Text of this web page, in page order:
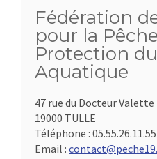
Fédération
pour la
Protection
Aquatique
47 rue du Docteur Valette
19000 TULLE
Téléphone : 05.55.26.11.55
Email :